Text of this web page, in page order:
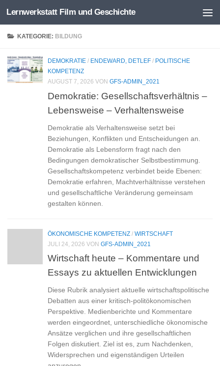
Zum Inhalt springen
Lernwerkstatt Film und Geschichte
KATEGORIE: BILDUNG
DEMOKRATIE / ENDEWARD, DETLEF / POLITISCHE
KOMPETENZ
AUGUST 7, 2026 VON GFS-ADMIN_2021
Demokratie: Gesellschaftsverhältnis –
Lebensweise – Verhaltensweise
Demokratie als Verhaltensweise setzt bei
Beziehungen, Konflikten und Entscheidungen an.
Demokratie als Lebensform fragt nach den
Bedingungen demokratischer Selbstbestimmung.
Gesellschaftskompetenz verbindet beide Ebenen:
Demokratie erfahren, Machtverhältnisse verstehen
und gesellschaftliche Veränderung gemeinsam
gestalten können.
ÖKONOMISCHE KOMPETENZ / WIRTSCHAFT
JULI 24, 2026 VON GFS-ADMIN_2021
Wirtschaft heute – Kommentare und
Essays zu aktuellen Entwicklungen
Diese Rubrik analysiert aktuelle wirtschaftspolitische
Debatten aus einer kritisch-politökonomischen
Perspektive. Medienberichte und Kommentare
werden eingeordnet, unterschiedliche ökonomische
Ansätze verglichen und ihre gesellschaftlichen
Folgen diskutiert. Ziel ist es, zum Nachdenken,
Widersprechen und eigenständigen Urteilen